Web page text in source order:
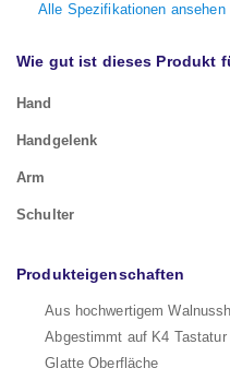
Alle Spezifikationen ansehen
Wie gut ist dieses Produkt
Hand
Handgelenk
Arm
Schulter
Produkteigenschaften
Aus hochwertigem
Abgestimmt auf K4 Tastatur
Glatte Oberfläche